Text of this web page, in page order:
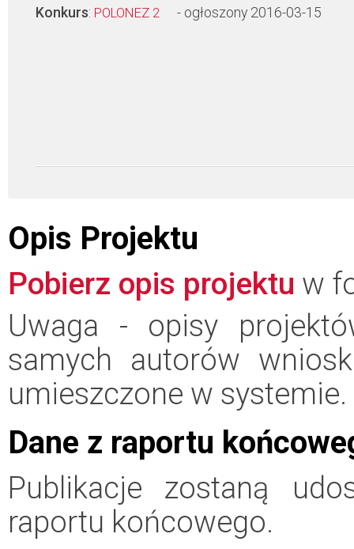
Konkurs: POLONEZ 2 - ogłoszony 2016-03-15
Opis Projektu
Pobierz opis projektu w
Uwaga - opisy
samych autorów
umieszczone w systemie.
Dane z raportu
Publikacje zostaną
raportu końcowego.